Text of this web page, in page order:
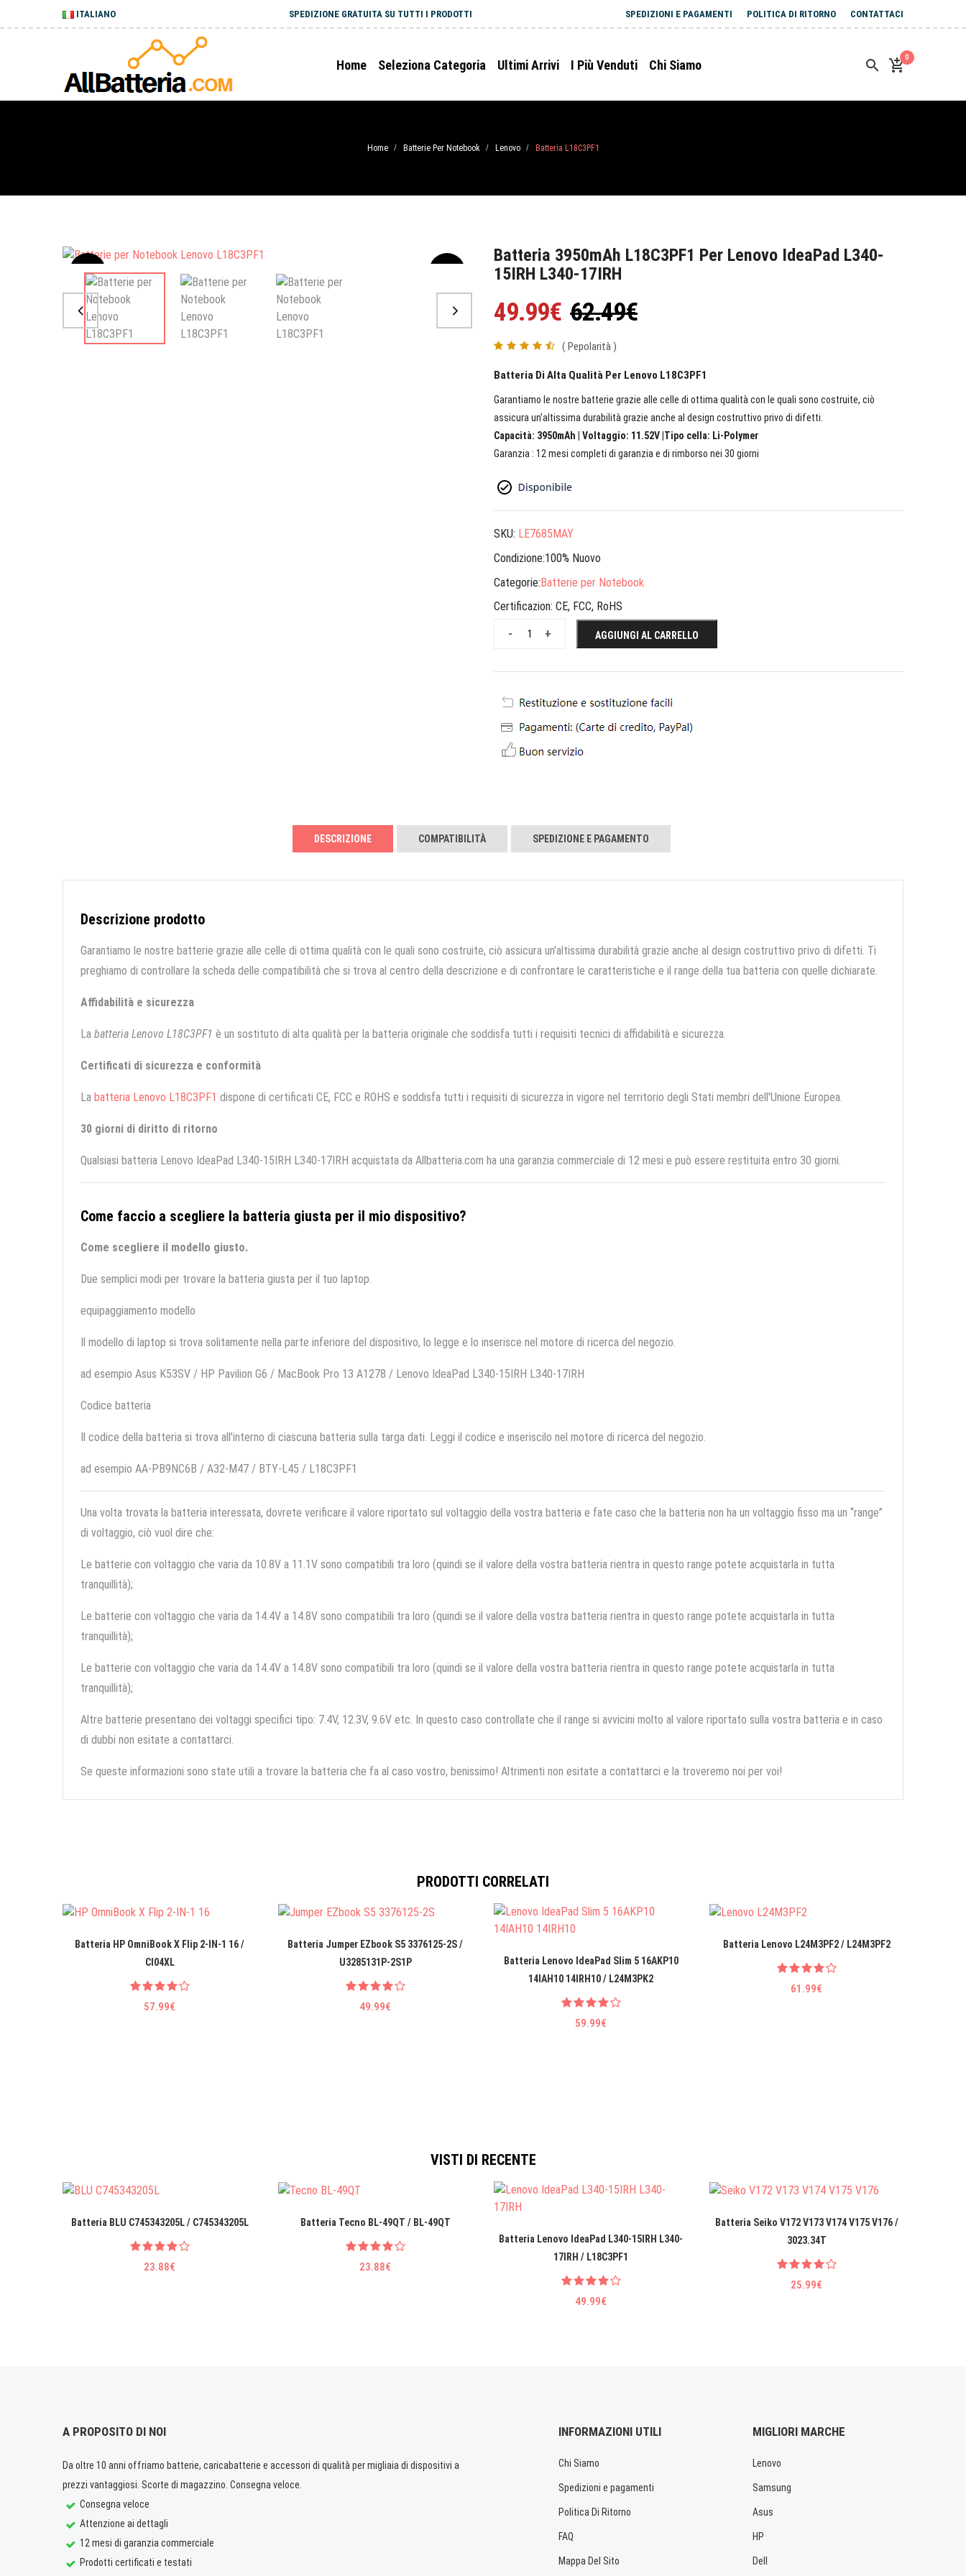
ITALIANO SPEDIZIONE GRATUITA SU TUTTI I PRODOTTI SPEDIZIONI E PAGAMENTI POLITICA DI RITORNO CONTATTACI
Home Seleziona Categoria Ultimi Arrivi I Più Venduti Chi Siamo
0
Home / Batterie Per Notebook / Lenovo / Batteria L18C3PF1
Sale
Batteria 3950mAh L18C3PF1 Per Lenovo IdeaPad L340-
15IRH L340-17IRH
49.99€ 62.49€
( Pepolarità )
Batteria Di Alta Qualità Per Lenovo L18C3PF1
Garantiamo le nostre batterie grazie alle celle di ottima qualità con le quali sono costruite, ciò
assicura un’altissima durabilità grazie anche al design costruttivo privo di difetti.
Capacità: 3950mAh | Voltaggio: 11.52V |Tipo cella: Li-Polymer
Garanzia : 12 mesi completi di garanzia e di rimborso nei 30 giorni
SKU: LE7685MAY
Condizione:100% Nuovo
Categorie:Batterie per Notebook
Certificazion: CE, FCC, RoHS
+
- AGGIUNGI AL CARRELLO
DESCRIZIONE COMPATIBILITÀ SPEDIZIONE E PAGAMENTO
Descrizione prodotto
Garantiamo le nostre batterie grazie alle celle di ottima qualità con le quali sono costruite, ciò assicura un’altissima durabilità grazie anche al design costruttivo privo di difetti. Ti
preghiamo di controllare la scheda delle compatibilità che si trova al centro della descrizione e di confrontare le caratteristiche e il range della tua batteria con quelle dichiarate.
Affidabilità e sicurezza
La batteria Lenovo L18C3PF1 è un sostituto di alta qualità per la batteria originale che soddisfa tutti i requisiti tecnici di affidabilità e sicurezza.
Certificati di sicurezza e conformità
La batteria Lenovo L18C3PF1 dispone di certificati CE, FCC e ROHS e soddisfa tutti i requisiti di sicurezza in vigore nel territorio degli Stati membri dell'Unione Europea.
30 giorni di diritto di ritorno
Qualsiasi batteria Lenovo IdeaPad L340-15IRH L340-17IRH acquistata da Allbatteria.com ha una garanzia commerciale di 12 mesi e può essere restituita entro 30 giorni.
Come faccio a scegliere la batteria giusta per il mio dispositivo?
Come scegliere il modello giusto.
Due semplici modi per trovare la batteria giusta per il tuo laptop.
equipaggiamento modello
Il modello di laptop si trova solitamente nella parte inferiore del dispositivo, lo legge e lo inserisce nel motore di ricerca del negozio.
ad esempio Asus K53SV / HP Pavilion G6 / MacBook Pro 13 A1278 / Lenovo IdeaPad L340-15IRH L340-17IRH
Codice batteria
Il codice della batteria si trova all'interno di ciascuna batteria sulla targa dati. Leggi il codice e inseriscilo nel motore di ricerca del negozio.
ad esempio AA-PB9NC6B / A32-M47 / BTY-L45 / L18C3PF1
Una volta trovata la batteria interessata, dovrete verificare il valore riportato sul voltaggio della vostra batteria e fate caso che la batteria non ha un voltaggio fisso ma un “range”
di voltaggio, ciò vuol dire che:
Le batterie con voltaggio che varia da 10.8V a 11.1V sono compatibili tra loro (quindi se il valore della vostra batteria rientra in questo range potete acquistarla in tutta
tranquillità);
Le batterie con voltaggio che varia da 14.4V a 14.8V sono compatibili tra loro (quindi se il valore della vostra batteria rientra in questo range potete acquistarla in tutta
tranquillità);
Le batterie con voltaggio che varia da 14.4V a 14.8V sono compatibili tra loro (quindi se il valore della vostra batteria rientra in questo range potete acquistarla in tutta
tranquillità);
Altre batterie presentano dei voltaggi specifici tipo: 7.4V, 12.3V, 9.6V etc. In questo caso controllate che il range si avvicini molto al valore riportato sulla vostra batteria e in caso
di dubbi non esitate a contattarci.
Se queste informazioni sono state utili a trovare la batteria che fa al caso vostro, benissimo! Altrimenti non esitate a contattarci e la troveremo noi per voi!
PRODOTTI CORRELATI
Batteria HP OmniBook X Flip 2-IN-1 16 /
CI04XL
57.99€
Batteria Jumper EZbook S5 3376125-2S /
U3285131P-2S1P
49.99€
Batteria Lenovo IdeaPad Slim 5 16AKP10
14IAH10 14IRH10 / L24M3PK2
59.99€
Batteria Lenovo L24M3PF2 / L24M3PF2
61.99€
VISTI DI RECENTE
Batteria BLU C745343205L / C745343205L
23.88€
Batteria Tecno BL-49QT / BL-49QT
23.88€
Batteria Lenovo IdeaPad L340-15IRH L340-
17IRH / L18C3PF1
49.99€
Batteria Seiko V172 V173 V174 V175 V176 /
3023.34T
25.99€
A PROPOSITO DI NOI
Da oltre 10 anni offriamo batterie, caricabatterie e accessori di qualità per migliaia di dispositivi a
prezzi vantaggiosi. Scorte di magazzino. Consegna veloce.
Consegna veloce
Attenzione ai dettagli
12 mesi di garanzia commerciale
Prodotti certificati e testati
INFORMAZIONI UTILI
Chi Siamo
Spedizioni e pagamenti
Politica Di Ritorno
FAQ
Mappa Del Sito
MIGLIORI MARCHE
Lenovo
Samsung
Asus
HP
Dell